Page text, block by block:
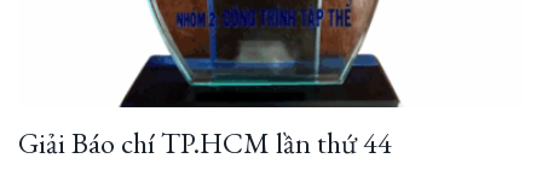
Giải Báo chí TP.HCM lần thứ 44